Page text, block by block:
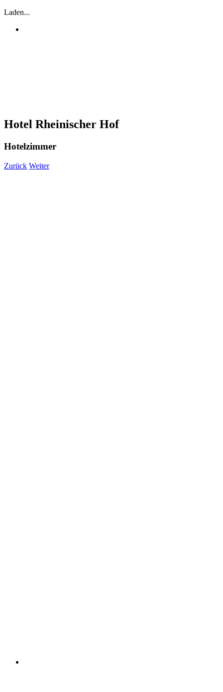
Laden...
Hotel Rheinischer Hof
Hotelzimmer
Zurück Weiter